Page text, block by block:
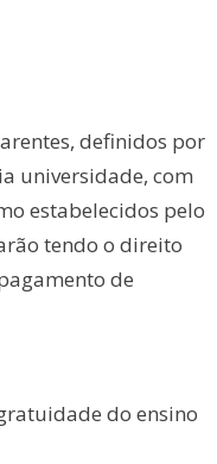
definidos por
universidade, com
estabelecidos pelo
tendo o direito
de
do ensino